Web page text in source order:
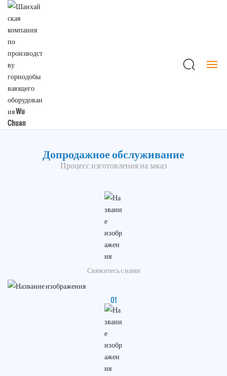
Предпродажное обслуживание
Допродажное обслуживание
Процесс изготовления на заказ
Свяжитесь с нами
01